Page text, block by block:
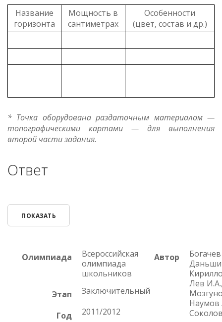
Название
горизонта
Мощность в
сантиметрах
Особенности
(цвет, состав и др.)
* Точка оборудована раздаточным материалом —
топографическими картами — для выполнения
второй части задания.
Ответ
ПОКАЗАТЬ
Олимпиада
Всероссийская
олимпиада
школьников
Этап
Заключительный
Год 2011/2012
Автор
Лев
Наумов